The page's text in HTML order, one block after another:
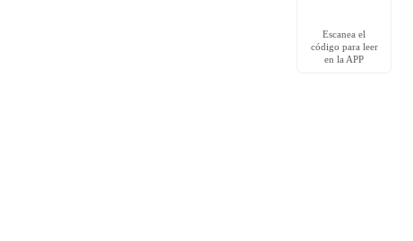
Escanea el
código para leer
en la APP